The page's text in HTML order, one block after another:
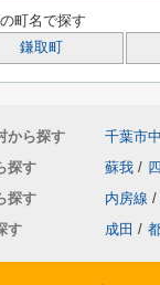
町名で探す
鎌取町
から探す 千葉市
探す
蘇我 /
探す
内房線 /
す
成田 /